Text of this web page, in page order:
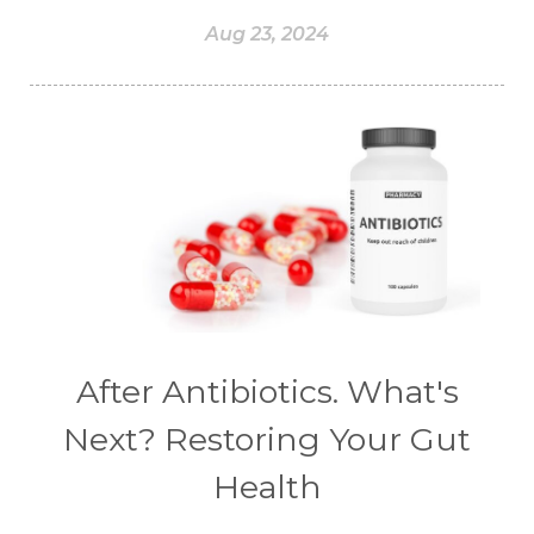
#CHARCOAL BAR SOAP
#CHEMICAL
#CHEMICALS
#CHEMISTRY
#chemistryessentialoil
#CHILD
#chitosan
#CHOCOLESSENCE
#CHOLESTEROL
#CIRCULATION
Aug 23, 2024
After Antibiotics. What's
Next? Restoring Your Gut
Health